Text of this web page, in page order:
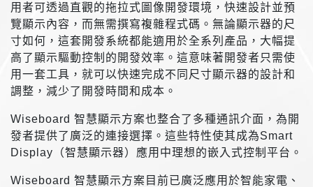
用者可透過直觀的拖拉式圖像開發環境，快速設計並預
覽顯示內容，而無需撰寫複雜程式碼。無論顯示器的尺
寸如何，這套開發系統都能適用於全系列產品，大幅提
高了顯示驅動控制的開發效率。這意味著開發者只需使
用一套工具，就可以快速完成不同尺寸顯示器的設計和
調整，減少了開發時間和成本。
Wiseboard 智慧顯示方案也整合了多種通訊介面，為開
發者提供了廣泛的連接選擇。這些特性使其成為Smart
Display（智慧顯示器）應用中理想的嵌入式控制平台。
Wiseboard 智慧顯示方案目前已廣泛應用於智能家電、